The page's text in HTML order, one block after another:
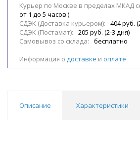
Курьер по Москве в пределах МКАД
от 1 до 5 часов )
СДЭК (Доставка курьером):
404 руб.
СДЭК (Постамат):
205 руб. (2-3 дня)
Самовывоз со склада:
бесплатно
Информация о доставке и оплате
Описание Характеристики